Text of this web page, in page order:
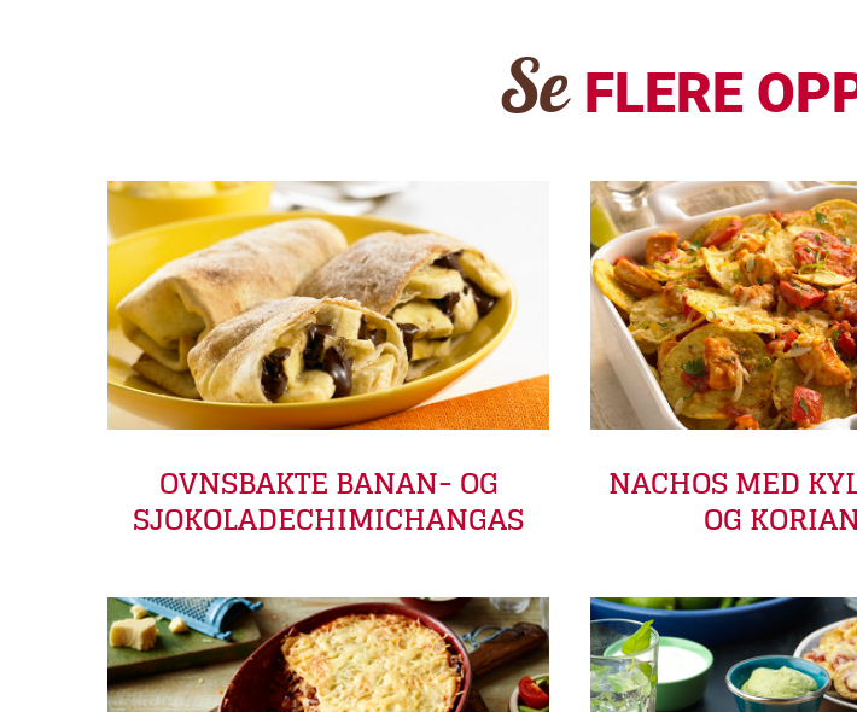
Se FLERE
OVNSBAKTE BANAN- OG
SJOKOLADECHIMICHANGAS
NACHOS MED
OG